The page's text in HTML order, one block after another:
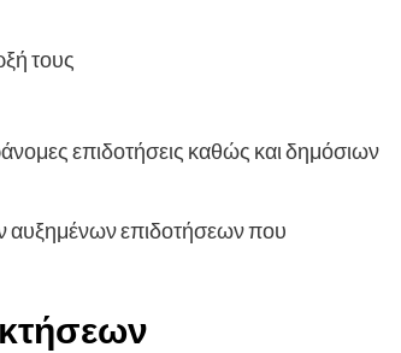
τους
επιδοτήσεις καθώς και δημόσιων
αυξημένων επιδοτήσεων που